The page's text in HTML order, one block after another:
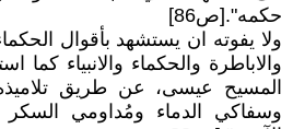
حكمه".[ص86]
ولا يفوته ان يستشهد بأقوال
والاباطرة والحكماء والانبياء كما
المسيح عيسى، عن طريق تلاميذه
وسفاكي الدماء ومُداومي السكر